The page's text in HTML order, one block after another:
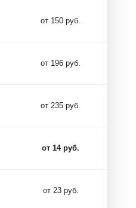
от 150 руб.
от 196 руб.
от 235 руб.
от 14 руб.
от 23 руб.